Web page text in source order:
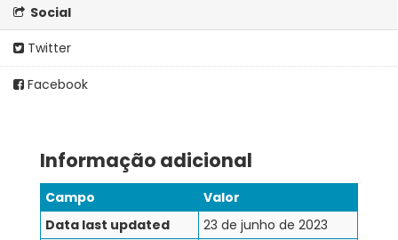
Social
Twitter
Facebook
Informação adicional
Campo
Valor
Data last updated
23 de junho de 2023